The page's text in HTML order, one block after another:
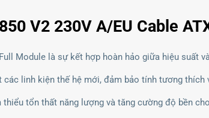
V2 230V A/EU Cable
Module là sự kết hợp hoàn hảo giữa hiệu suất
linh kiện thế hệ mới, đảm bảo tính tương thích
tổn thất năng lượng và tăng cường độ bền